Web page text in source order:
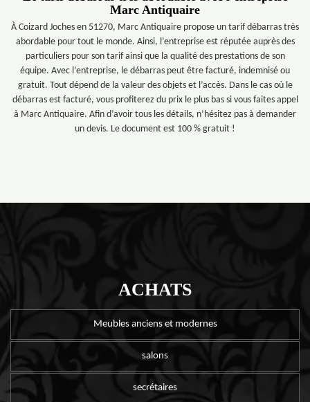
Marc Antiquaire
À Coizard Joches en 51270, Marc Antiquaire propose un tarif débarras très
abordable pour tout le monde. Ainsi, l’entreprise est réputée auprès des
particuliers pour son tarif ainsi que la qualité des prestations de son
équipe. Avec l’entreprise, le débarras peut être facturé, indemnisé ou
gratuit. Tout dépend de la valeur des objets et l’accès. Dans le cas où le
débarras est facturé, vous profiterez du prix le plus bas si vous faites appel
à Marc Antiquaire. Afin d’avoir tous les détails, n’hésitez pas à demander
un devis. Le document est 100 % gratuit !
ACHATS
Meubles anciens et modernes
salons
secrétaires